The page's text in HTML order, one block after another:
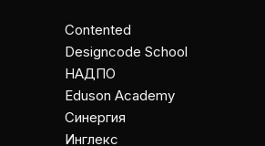
Contented
Designcode School
НАДПО
Eduson Academy
Cинергия
Инглекс